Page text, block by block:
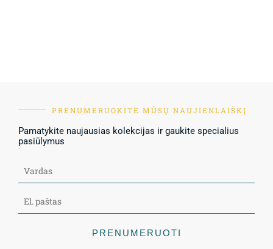
PRENUMERUOKITE MŪSŲ NAUJIENLAIŠKĮ
Pamatykite naujausias kolekcijas ir gaukite specialius
pasiūlymus
PRENUMERUOTI